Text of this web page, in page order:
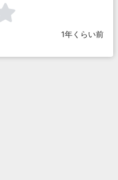
1年くらい前